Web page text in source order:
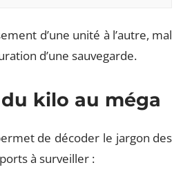
d’une unité à l’autre, mal
d’une sauvegarde.
kilo au méga
de décoder le jargon des
à surveiller :